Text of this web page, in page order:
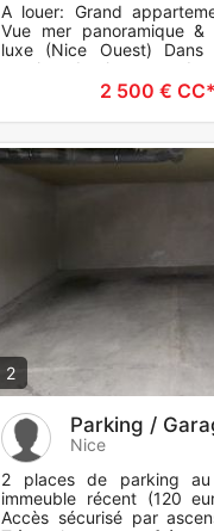
A louer: Grand
Vue mer panoramique &
luxe (Nice Ouest) Dans
proche de la mer, de
sécurisée avec gardien,
2 500 € CC*
2
Parking /
Nice
2 places de parking au
immeuble récent (120
Accès sécurisé par